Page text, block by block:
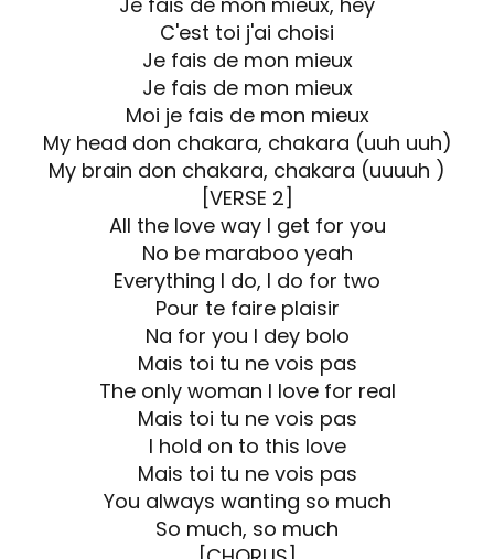
C'est toi j'ai choisi
Je fais de mon mieux
Je fais de mon mieux
Moi je fais de mon mieux
My head don chakara, chakara (uuh uuh)
My brain don chakara, chakara (uuuuh )
[VERSE 2]
All the love way I get for you
No be maraboo yeah
Everything I do, I do for two
Pour te faire plaisir
Na for you I dey bolo
Mais toi tu ne vois pas
The only woman I love for real
Mais toi tu ne vois pas
I hold on to this love
Mais toi tu ne vois pas
You always wanting so much
So much, so much